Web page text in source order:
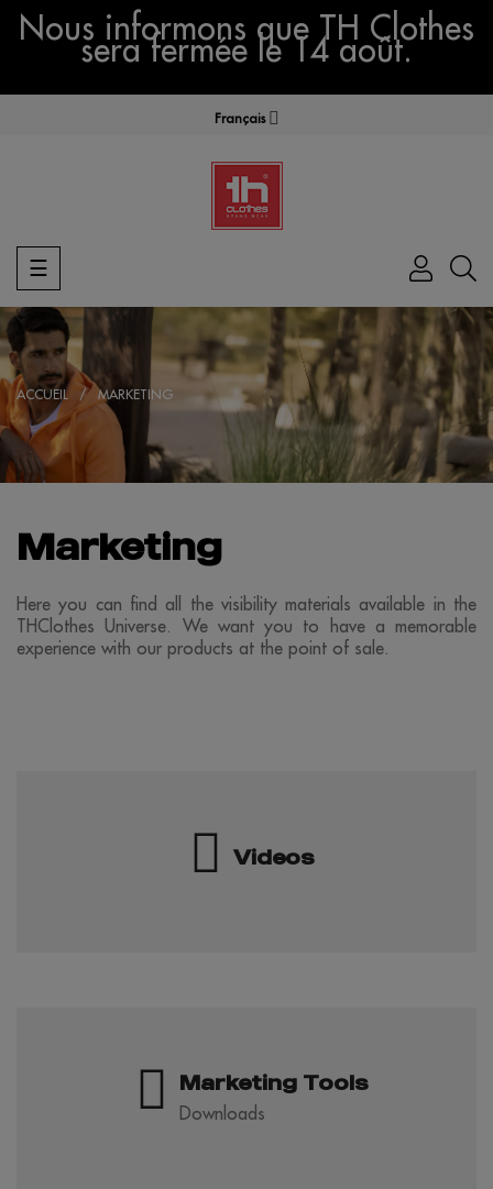
Nous informons que TH Clothes
sera fermée le 14 août.
Français
Basculer
la
navigation
☰
ACCUEIL MARKETING
Marketing
Here you can find all the visibility materials available in the
THClothes Universe. We want you to have a memorable
experience with our products at the point of sale.
Videos
Marketing Tools
Downloads